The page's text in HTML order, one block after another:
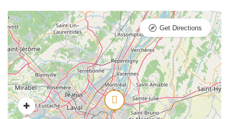
Get Directions